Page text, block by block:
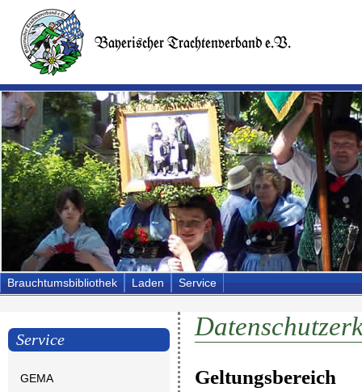
Brauchtumsbibliothek Laden Service
Service
GEMA
Geltungsbereich